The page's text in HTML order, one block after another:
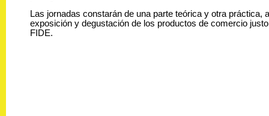
Las jornadas constarán de una parte teórica y otra práctica,
exposición y degustación de los productos de comercio
FIDE.